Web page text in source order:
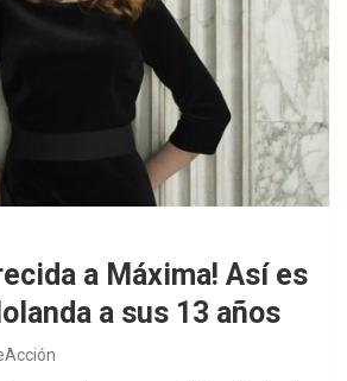
a Máxima! Así es
a sus 13 años